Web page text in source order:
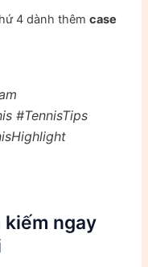
4 dành thêmcase
#TennisTips
kiếm ngay